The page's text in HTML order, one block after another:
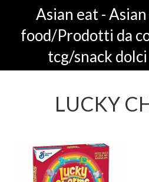
Asian eat -
food/Prodotti da
tcg/snack
LUCKY